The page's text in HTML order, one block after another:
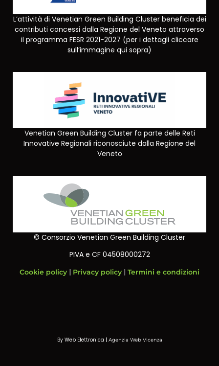
© Consorzio Venetian Green Building Cluster
PIVA e CF 04508000272
Cookie policy | Privacy policy | Termini e condizioni
Venetian Green Building Cluster fa parte delle Reti
Innovative Regionali riconosciute dalla Regione del
Veneto
L’attività di Venetian Green Building Cluster beneficia dei
contributi concessi dalla Regione del Veneto attraverso
il programma FESR 2021-2027 (per i dettagli cliccare
sull’immagine qui sopra)
By Web Elettronica | Agenzia Web Vicenza